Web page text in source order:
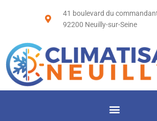
41 boulevard du
92200 Neuilly-sur-Seine